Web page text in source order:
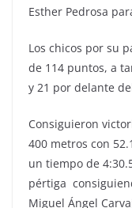
Esther Pedrosa
Los chicos por su
de 114 puntos, a
y 21 por delante
Consiguieron
400 metros con
un tiempo de
pértiga
Miguel Ángel